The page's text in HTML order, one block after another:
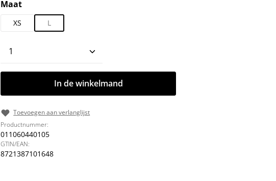
Selecteer
Maat
XS L
Producthoeveelheid: Voer de gewenste
In de winkelmand
Toevoegen aan verlanglijst
Productnummer:
011060440105
GTIN/EAN:
8721387101648